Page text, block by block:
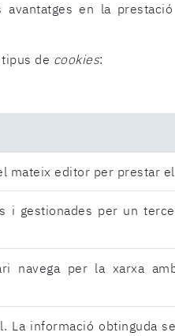
en la
de cookies:
mateix editor per prestar
i gestionades per un
navega per la xarxa
La informació obtinguda